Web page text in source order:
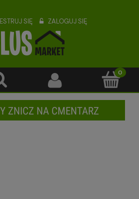
SIĘ ZALOGUJ SIĘ
ZNICZ NA CMENTARZ